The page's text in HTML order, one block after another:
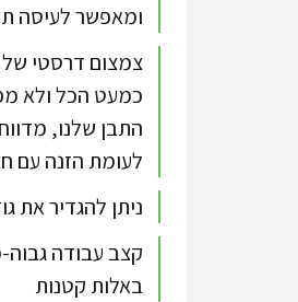
ומאפשר לעיסה
צמצום דרסטי של
כמעט הכל ולא
לעומת הזנה עם
ניתן להגדיר את
קצב עבודה
באלות קטנות